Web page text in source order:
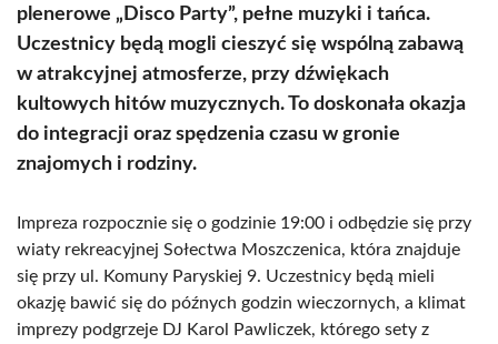
plenerowe „Disco Party”, pełne muzyki i tańca.
Uczestnicy będą mogli cieszyć się wspólną zabawą
w atrakcyjnej atmosferze, przy dźwiękach
kultowych hitów muzycznych. To doskonała okazja
do integracji oraz spędzenia czasu w gronie
znajomych i rodziny.
Impreza rozpocznie się o godzinie 19:00 i odbędzie się przy
wiaty rekreacyjnej Sołectwa Moszczenica, która znajduje
się przy ul. Komuny Paryskiej 9. Uczestnicy będą mieli
okazję bawić się do późnych godzin wieczornych, a klimat
imprezy podgrzeje DJ Karol Pawliczek, którego sety z